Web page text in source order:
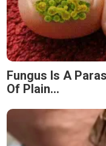
Fungus Is A
Of Plain...